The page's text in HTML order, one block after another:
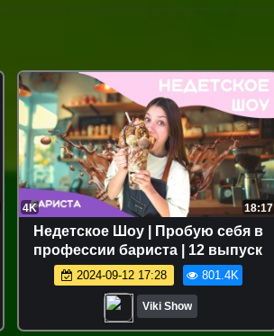
4K 18:17
Недетское Шоу | Пробую себя в
профессии бариста | 12 выпуск
2024-09-12 17:28 801.4K
Viki Show